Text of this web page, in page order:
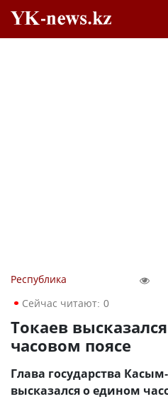
Республика
Сейчас читают: 0
Токаев
часовом поясе
Глава государства
высказался о едином